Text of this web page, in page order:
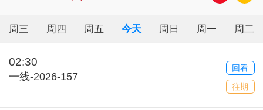
周三 周四 周五 今天 周日 周一 周二
02:30
一线-2026-157
回看
往期